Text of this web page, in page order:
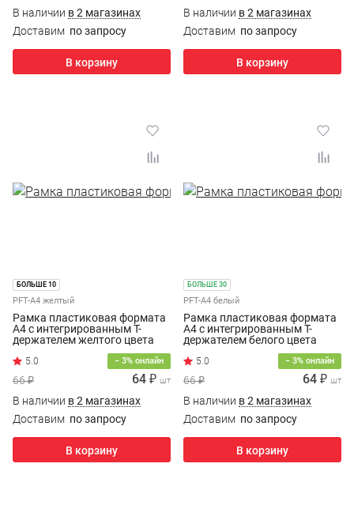
В наличии в 2 магазинах
Доставим по запросу
В корзину
В наличии в 2 магазинах
Доставим по запросу
В корзину
БОЛЬШЕ 10
PFT-A4 желтый
Рамка пластиковая формата
А4 с интегрированным Т-
держателем желтого цвета
− 3% онлайн
66 ₽ 64 ₽ шт
В наличии в 2 магазинах
Доставим по запросу
В корзину
БОЛЬШЕ 30
PFT-A4 белый
Рамка пластиковая формата
А4 с интегрированным Т-
держателем белого цвета
− 3% онлайн
66 ₽ 64 ₽ шт
В наличии в 2 магазинах
Доставим по запросу
В корзину